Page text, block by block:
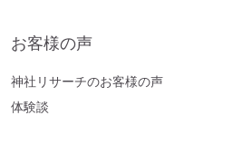
んVlogより
ていました。
ご感想】息苦しさを感じな
お客様の声
神社リサーチのお客様の声
体験談